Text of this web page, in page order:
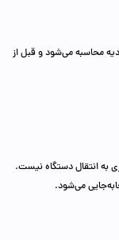
محاسبه می‌شود و قبل از
به انتقال دستگاه نیست.
می‌شود.